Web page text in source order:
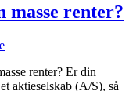
masse renter?
renter? Er din
aktieselskab (A/S), så